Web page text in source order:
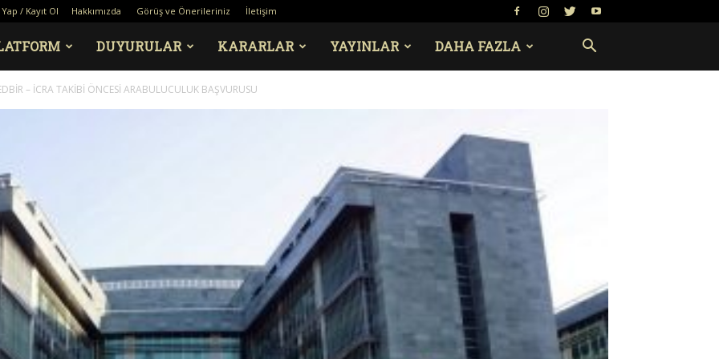
/ Kayıt Ol Hakkımızda Görüş ve Önerileriniz İletişim
DUYURULAR KARARLAR YAYINLAR DAHA FAZLA
– İCRA TAKİBİ ÖNCESİ ARABULUCULUK BAŞVURUSU